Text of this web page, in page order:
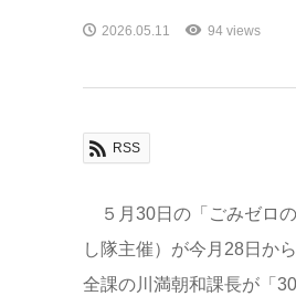
2026.05.11 94 views
RSS
５月30日の「ごみゼロ
し隊主催）が今月28日か
全課の川満朝和課長が「